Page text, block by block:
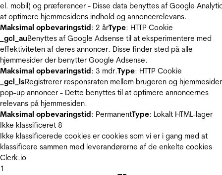
el. mobil) og præferencer - Disse data benyttes af Google
at optimere hjemmesidens indhold og annoncerelevans.
Maksimal opbevaringstid: 2 årType: HTTP Cookie
_gcl_auBenyttes af Google Adsense til at eksperimentere med
effektiviteten af deres annoncer. Disse finder sted på alle
hjemmesider der benytter Google Adsense.
Maksimal opbevaringstid: 3 mdr.Type: HTTP Cookie
_gcl_lsRegistrerer responsraten mellem brugeren og
pop-up annoncer - Dette benyttes til at optimere annoncernes
relevans på hjemmesiden.
Maksimal opbevaringstid: PermanentType: Lokalt HTML-lager
Ikke klassificeret 8
Ikke klassificerede cookies er cookies som vi er i gang med at
klassificere sammen med leverandørerne af de enkelte cookies
Clerk.io
1